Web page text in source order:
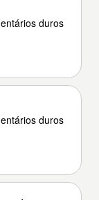
duros
duros